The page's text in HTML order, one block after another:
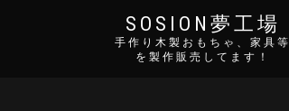
SOSION夢工場
手作り木製おもちゃ、家具等
を製作販売してます！